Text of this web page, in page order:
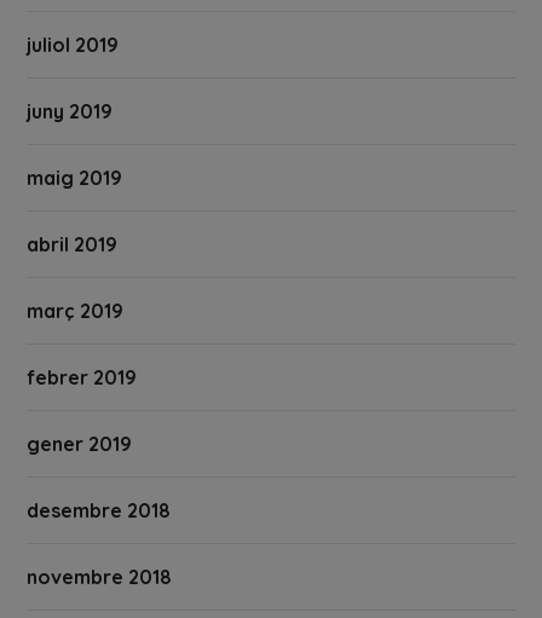
juliol 2019
juny 2019
maig 2019
abril 2019
març 2019
febrer 2019
gener 2019
desembre 2018
novembre 2018